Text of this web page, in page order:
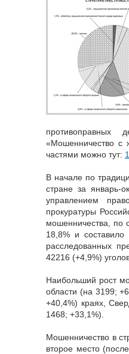
«Мошенничество с
частями можно тут: 1
В начале по
стране за январь-
управлением
прокуратуры
мошенничества, по
18,8% и составило
расследованных
42216 (+4,9%)
Наибольший рост
области (на 3199;
+40,4%) краях,
1468; +33,1%).
Мошенничество в
второе место